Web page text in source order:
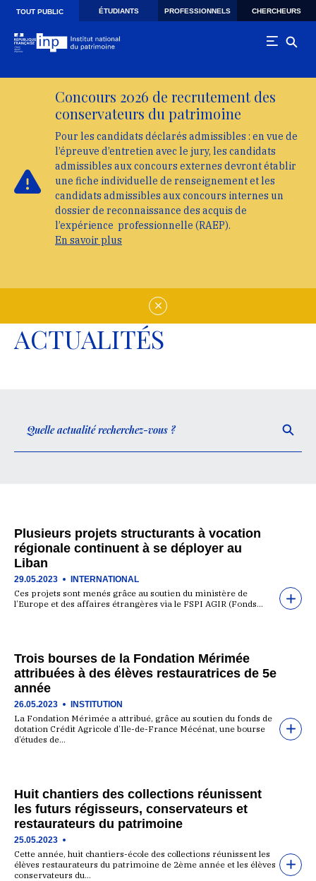
Skip to main navigation
Aller au contenu principal
TOUT PUBLIC ÉTUDIANTS PROFESSIONNELS CHERCHEURS
Concours 2026 de recrutement des
conservateurs du patrimoine
Pour les candidats déclarés admissibles : en vue de
l’épreuve d’entretien avec le jury, les candidats
admissibles aux concours externes devront établir
une fiche individuelle de renseignement et les
candidats admissibles aux concours internes un
dossier de reconnaissance des acquis de
l’expérience professionnelle (RAEP).
En savoir plus
ACTUALITÉS
Plusieurs projets structurants à vocation
régionale continuent à se déployer au
Liban
29.05.2023 INTERNATIONAL
Ces projets sont menés grâce au soutien du ministère de
l’Europe et des affaires étrangères via le FSPI AGIR (Fonds…
Trois bourses de la Fondation Mérimée
attribuées à des élèves restauratrices de 5e
année
26.05.2023 INSTITUTION
La Fondation Mérimée a attribué, grâce au soutien du fonds de
dotation Crédit Agricole d’Ile-de-France Mécénat, une bourse
d’études de…
Huit chantiers des collections réunissent
les futurs régisseurs, conservateurs et
restaurateurs du patrimoine
25.05.2023
Cette année, huit chantiers-école des collections réunissent les
élèves restaurateurs du patrimoine de 2ème année et les élèves
conservateurs du…